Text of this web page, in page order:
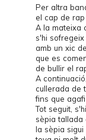
Per altra
el cap de
A la mateixa
s'hi
amb un xic
que es
de bullir el
A
cullerada de
fins que
Tot seguit,
sèpia tallada
la sèpia